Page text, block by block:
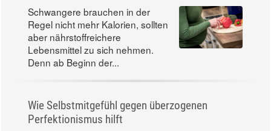
Schwangere brauchen in der
Regel nicht mehr Kalorien, sollten
aber nährstoffreichere
Lebensmittel zu sich nehmen.
Denn ab Beginn der...
Wie Selbstmitgefühl gegen überzogenen
Perfektionismus hilft